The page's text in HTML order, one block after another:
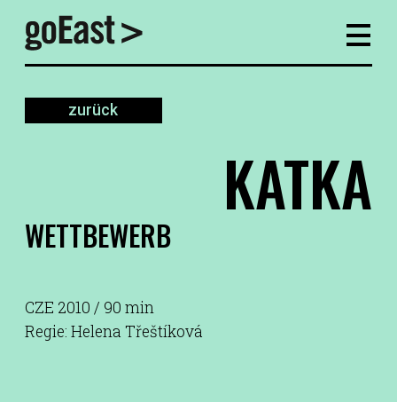
zurück
KATKA
WETTBEWERB
CZE 2010 / 90 min
Regie: Helena Třeštíková